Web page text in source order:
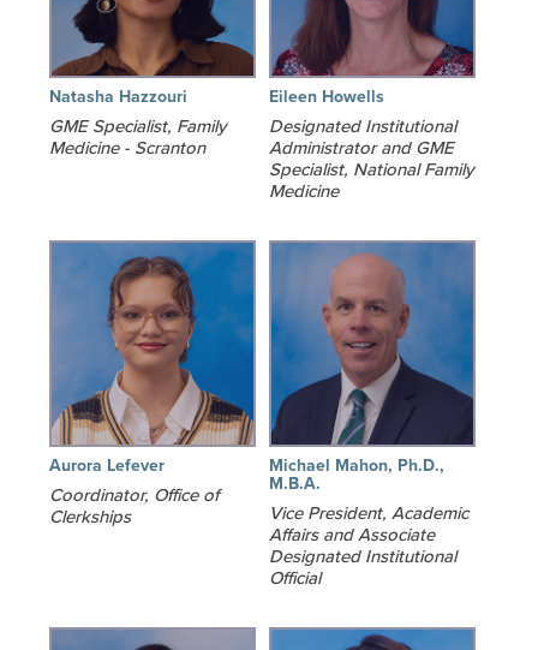
Natasha Hazzouri
GME Specialist, Family
Medicine - Scranton
Eileen Howells
Designated Institutional
Administrator and GME
Specialist, National Family
Medicine
Aurora Lefever
Coordinator, Office of
Clerkships
Michael Mahon, Ph.D.,
M.B.A.
Vice President, Academic
Affairs and Associate
Designated Institutional
Official